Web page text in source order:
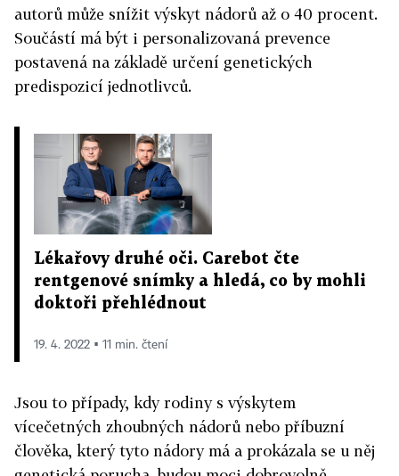
autorů může snížit výskyt nádorů až o 40 procent.
Součástí má být i personalizovaná prevence
postavená na základě určení genetických
predispozicí jednotlivců.
Lékařovy druhé oči. Carebot čte
rentgenové snímky a hledá, co by mohli
doktoři přehlédnout
19. 4. 2022 ▪ 11 min. čtení
Jsou to případy, kdy rodiny s výskytem
vícečetných zhoubných nádorů nebo příbuzní
člověka, který tyto nádory má a prokázala se u něj